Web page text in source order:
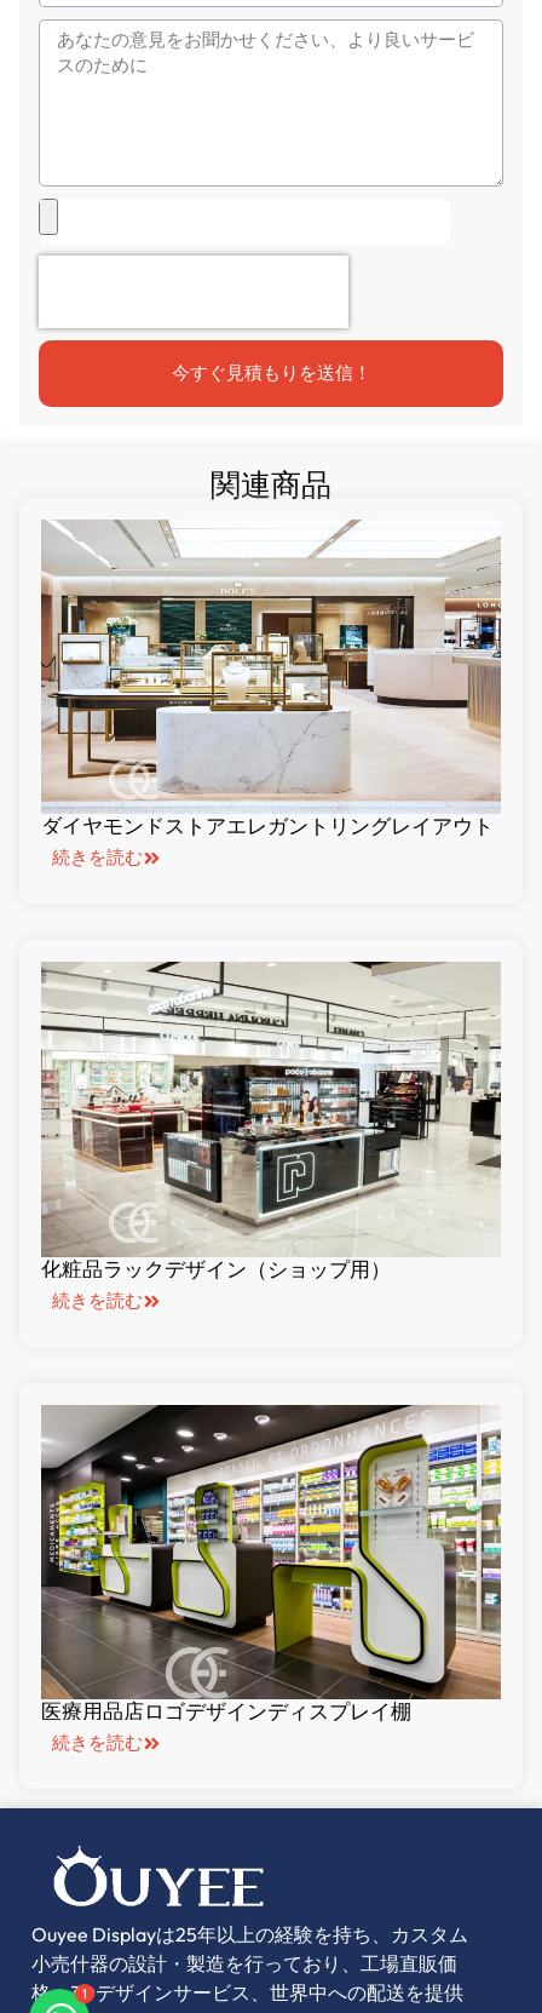
今すぐ見積もりを送信！
関連商品
ダイヤモンドストアエレガントリングレイアウト
続きを読む
化粧品ラックデザイン（ショップ用）
続きを読む
医療用品店ロゴデザインディスプレイ棚
続きを読む
Ouyee Displayは25年以上の経験を持ち、カスタム
小売什器の設計・製造を行っており、工場直販価
格、3Dデザインサービス、世界中への配送を提供
1